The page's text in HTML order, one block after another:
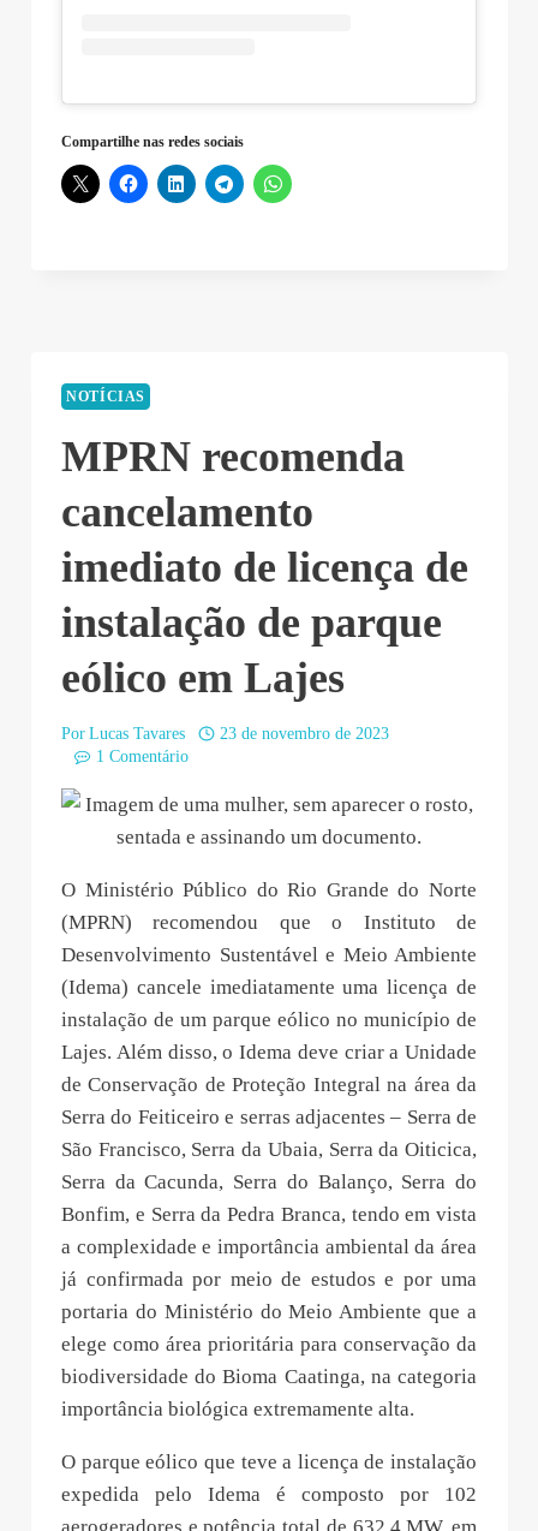
Compartilhe nas redes sociais
NOTÍCIAS
MPRN recomenda
cancelamento
imediato de licença de
instalação de parque
eólico em Lajes
Por Lucas Tavares
23 de novembro de 2023
1 Comentário
O Ministério Público do Rio Grande do Norte
(MPRN) recomendou que o Instituto de
Desenvolvimento Sustentável e Meio Ambiente
(Idema) cancele imediatamente uma licença de
instalação de um parque eólico no município de
Lajes. Além disso, o Idema deve criar a Unidade
de Conservação de Proteção Integral na área da
Serra do Feiticeiro e serras adjacentes – Serra de
São Francisco, Serra da Ubaia, Serra da Oiticica,
Serra da Cacunda, Serra do Balanço, Serra do
Bonfim, e Serra da Pedra Branca, tendo em vista
a complexidade e importância ambiental da área
já confirmada por meio de estudos e por uma
portaria do Ministério do Meio Ambiente que a
elege como área prioritária para conservação da
biodiversidade do Bioma Caatinga, na categoria
importância biológica extremamente alta.
O parque eólico que teve a licença de instalação
expedida pelo Idema é composto por 102